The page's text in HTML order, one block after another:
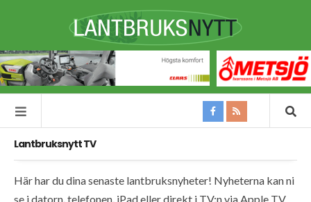
Lantbruksnytt TV
Här har du dina senaste lantbruksnyheter! Nyheterna kan ni
se i datorn, telefonen, iPad eller direkt i TV:n via Apple TV